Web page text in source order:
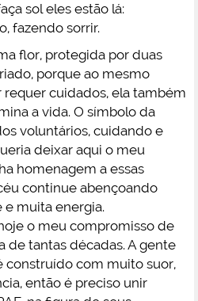
sol eles estão lá:
fazendo sorrir.
flor, protegida por duas
porque ao mesmo
cuidados, ela também
a vida. O símbolo da
voluntários, cuidando e
deixar aqui o meu
homenagem a essas
continue abençoando
e muita energia.
o meu compromisso de
de tantas décadas. A gente
construído com muito suor,
então é preciso unir